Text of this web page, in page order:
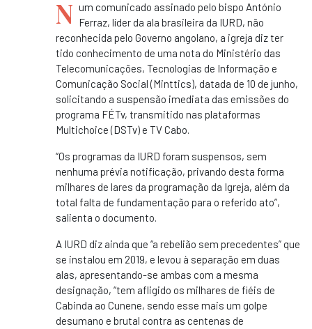
N um comunicado assinado pelo bispo António
Ferraz, líder da ala brasileira da IURD, não
reconhecida pelo Governo angolano, a igreja diz ter
tido conhecimento de uma nota do Ministério das
Telecomunicações, Tecnologias de Informação e
Comunicação Social (Minttics), datada de 10 de junho,
solicitando a suspensão imediata das emissões do
programa FÉTv, transmitido nas plataformas
Multichoice (DSTv) e TV Cabo.
“Os programas da IURD foram suspensos, sem
nenhuma prévia notificação, privando desta forma
milhares de lares da programação da Igreja, além da
total falta de fundamentação para o referido ato”,
salienta o documento.
A IURD diz ainda que “a rebelião sem precedentes” que
se instalou em 2019, e levou à separação em duas
alas, apresentando-se ambas com a mesma
designação, “tem afligido os milhares de fiéis de
Cabinda ao Cunene, sendo esse mais um golpe
desumano e brutal contra as centenas de